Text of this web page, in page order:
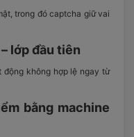
trong đó captcha giữ vai
lớp đầu tiên
động không hợp lệ ngay từ
bằng machine